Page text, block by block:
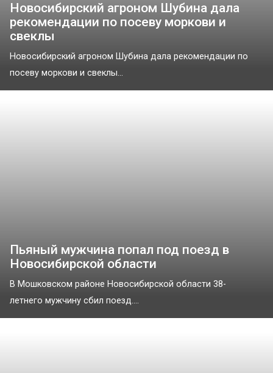
Новосибирский агроном Шубина дала
рекомендации по посеву моркови и
свеклы
Новосибирский агроном Шубина дала рекомендации по
посеву моркови и свеклы...
Пьяный мужчина попал под поезд в
Новосибирской области
В Мошковском районе Новосибирской области 38-
летнего мужчину сбил поезд....